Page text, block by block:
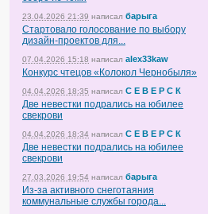
23.04.2026 21:39 написал барыга
Стартовало голосование по выбору
дизайн-проектов для...
07.04.2026 15:18 написал alex33kaw
Конкурс чтецов «Колокол Чернобыля»
04.04.2026 18:35 написал С Е В Е Р С К
Две невестки подрались на юбилее
свекрови
04.04.2026 18:34 написал С Е В Е Р С К
Две невестки подрались на юбилее
свекрови
27.03.2026 19:54 написал барыга
Из-за активного снеготаяния
коммунальные службы города...